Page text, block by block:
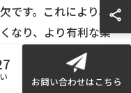
す。これにより、
なり、より有利な条
お問い合わせはこちら